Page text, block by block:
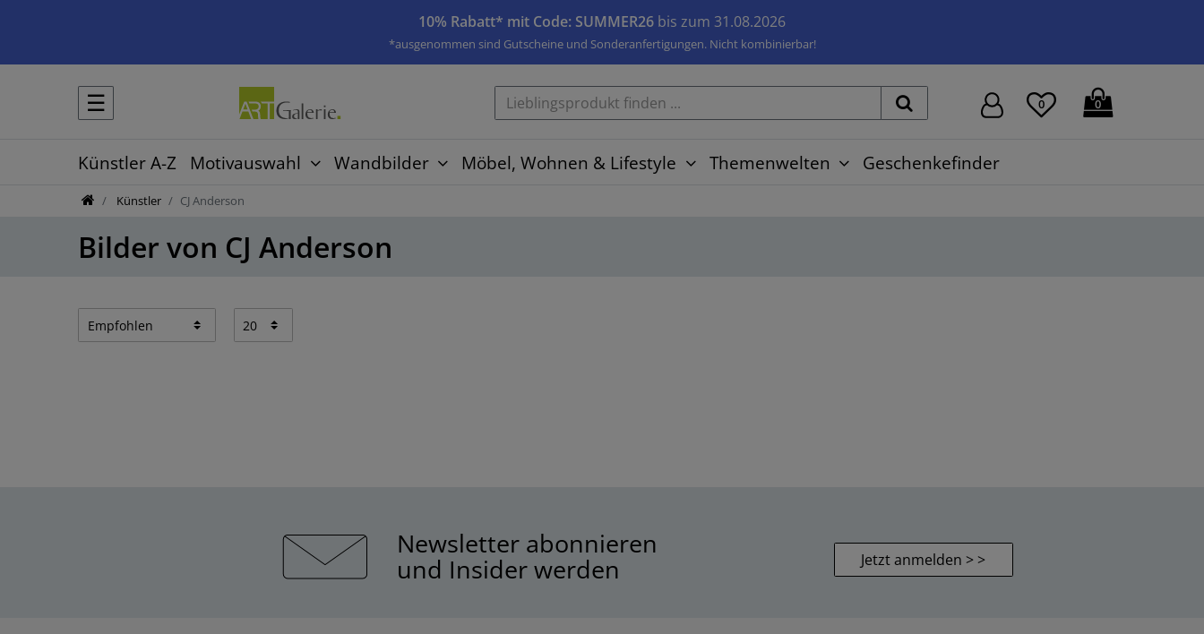
10% Rabatt* mit Code: SUMMER26 bis zum 31.08.2026
*ausgenommen sind Gutscheine und Sonderanfertigungen. Nicht kombinierbar!
☰ 0 0
Künstler A-Z Motivauswahl Wandbilder Möbel, Wohnen & Lifestyle Themenwelten Geschenkefinder
Künstler CJ Anderson
Bilder von CJ Anderson
Newsletter abonnieren
und Insider werden Jetzt anmelden > >